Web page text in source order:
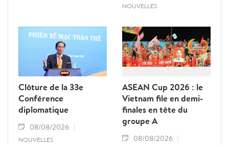
NOUVELLES
Clôture de la 33e
Conférence
diplomatique
08/08/2026
NOUVELLES
ASEAN Cup 2026 : le
Vietnam file en demi-
finales en tête du
groupe A
08/08/2026